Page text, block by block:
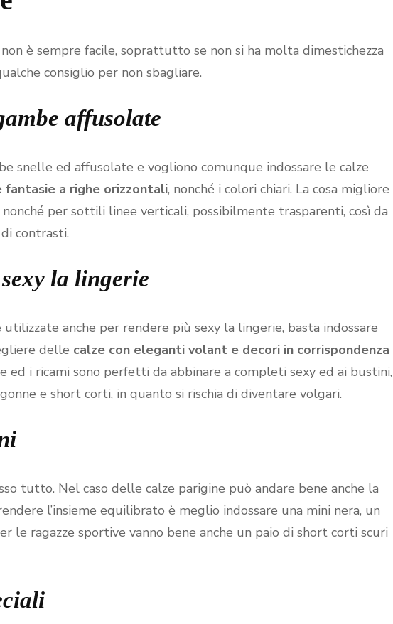
è sempre facile, soprattutto se non si ha molta dimestichezza
consiglio per non sbagliare.
affusolate
snelle ed affusolate e vogliono comunque indossare le calze
fantasie a righe orizzontali, nonché i colori chiari. La cosa migliore
per sottili linee verticali, possibilmente trasparenti, così da
contrasti.
la lingerie
utilizzate anche per rendere più sexy la lingerie, basta indossare
delle calze con eleganti volant e decori in corrispondenza
ed i ricami sono perfetti da abbinare a completi sexy ed ai bustini,
e short corti, in quanto si rischia di diventare volgari.
tutto. Nel caso delle calze parigine può andare bene anche la
l’insieme equilibrato è meglio indossare una mini nera, un
le ragazze sportive vanno bene anche un paio di short corti scuri